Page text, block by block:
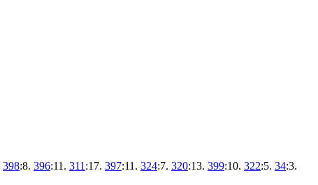
398:8. 396:11. 311 :17. 397:11. 324:7. 320:13. 399:10. 322:5. 34:3.